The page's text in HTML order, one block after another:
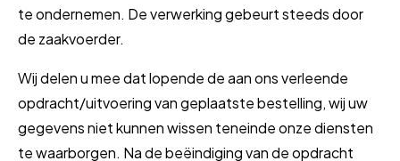
te ondernemen. De verwerking gebeurt steeds door
de zaakvoerder.
Wij delen u mee dat lopende de aan ons verleende
opdracht/uitvoering van geplaatste bestelling, wij uw
gegevens niet kunnen wissen teneinde onze diensten
te waarborgen. Na de beëindiging van de opdracht